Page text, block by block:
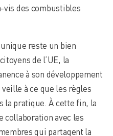
vis des combustibles
reste un bien
de l’UE, la
à son développement
à ce que les règles
la pratique. À cette fin, la
collaboration avec les
qui partagent la